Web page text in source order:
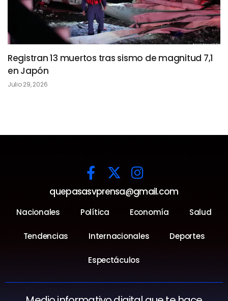
Registran 13 muertos tras sismo de magnitud 7,1
en Japón
Julio 29, 2026
quepasasvprensa@gmail.com
Nacionales Política Economía Salud
Tendencias Internacionales Deportes
Espectáculos